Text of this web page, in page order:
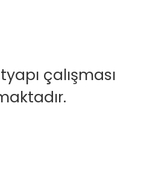
çalışması